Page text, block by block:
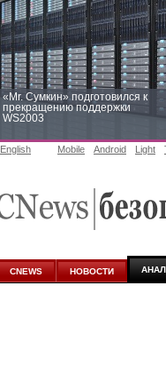
«Mr. Сумкин» подготовился к
прекращению поддержки
WS2003
аналитике
English Mobile Android Light
CNEWS НОВОСТИ